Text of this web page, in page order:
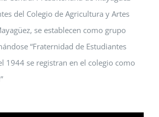
del Colegio de Agricultura y Artes
se establecen como grupo
“Fraternidad de Estudiantes
1944 se registran en el colegio como